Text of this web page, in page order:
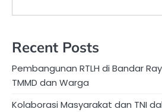
Recent Posts
Pembangunan RTLH di Bandar
TMMD dan Warga
Kolaborasi Masyarakat dan TNI